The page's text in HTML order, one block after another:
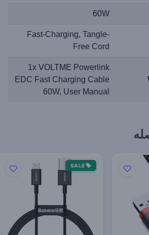
60W
Fast-Charging, Tangle-
Free Cord
1x VOLTME Powerlink
EDC Fast Charging Cable
60W, User Manual
SALE